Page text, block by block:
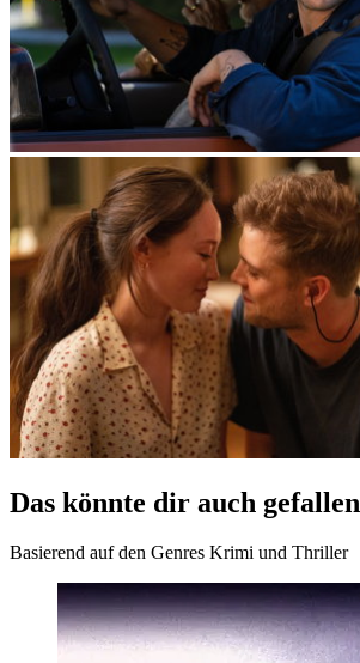
E-Mail
Link kopieren
Trailer
Das könnte dir auch gefallen
Basierend auf den Genres Krimi und Thriller